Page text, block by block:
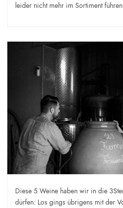
leider nicht mehr im Sortiment
Diese 5 Weine haben wir in die
dürfen: Los gings übrigens mit der